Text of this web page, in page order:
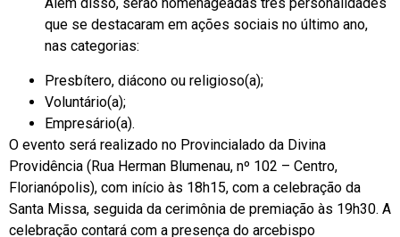
Além disso, serão homenageadas três personalidades
que se destacaram em ações sociais no último ano,
nas categorias:
Presbítero, diácono ou religioso(a);
Voluntário(a);
Empresário(a).
O evento será realizado no Provincialado da Divina
Providência (Rua Herman Blumenau, nº 102 – Centro,
Florianópolis), com início às 18h15, com a celebração da
Santa Missa, seguida da cerimônia de premiação às 19h30. A
celebração contará com a presença do arcebispo